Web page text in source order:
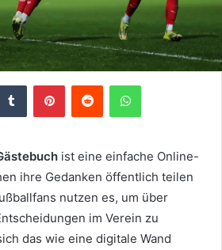
Tumblr PinterestReddit WhatsApp
ist eine einfache Online-
ihre Gedanken öffentlich teilen
nutzen es, um über
im Verein zu
das wie eine digitale Wand